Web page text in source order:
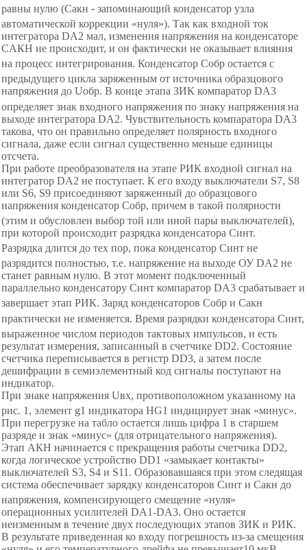
равны нулю (Сакн - запоминающий конденсатор узла
автоматической коррекции «нуля»). Так как входной ток
интегратора DА2 мал, изменения напряжения на конденсаторе
САКН не происходит, и он фактически не оказывает влияния
на процесс интегрирования. Конденсатор Собр остается с
предыдущего цикла заряженным от источника образцового
напряжения до Uобр. В конце этапа ЗИК компаратор DA3
определяет знак входного напряжения по знаку напряжения на
выходе интегратора DА2. Чувствительность компаратора DA3
такова, что он правильно определяет полярность входного
сигнала, даже если сигнал существенно меньше единицы
отсчета.
При работе преобразователя на этапе РИК входной сигнал на
интегратор DА2 не поступает. К его входу выключатели S7, S8
или S6, S9 присоединяют заряженный до образцового
напряжения конденсатор Собр, причем в такой полярности
(этим и обусловлен выбор той или иной пары выключателей),
при которой происходит разрядка конденсатора Синт.
Разрядка длится до тех пор, пока конденсатор Синт не
разрядится полностью, т.е. напряжение на выходе ОУDА2 не
станет равным нулю. В этот момент подключенный
параллельно конденсатору Синт компаратор DA3 срабатывает и
завершает этап РИК. Заряд конденсаторов Собр и Сакн
практически не изменяется. Время разрядки конденсатора Синт,
выраженное числом периодов тактовых импульсов, и есть
результат измерения, записанный в счетчике DD2. Состояние
счетчика переписывается в регистр DD3, а затем после
дешифрации в семиэлементный код сигналы поступают на
индикатор.
При знаке напряжения Uвх, противоположном указанному на
рис. 1 , элемент g1 индикатора НG1 индицирует знак «минус».
При перегрузке на табло остается лишь цифра 1 в старшем
разряде и знак «минус» (для отрицательного напряжения).
Этап АКН начинается с прекращения работы счетчика DD2,
когда логическое устройство DD1 «замыкает контакты»
выключателей S3, S4 и S11. Образовавшаяся при этом следящая
система обеспечивает зарядку конденсаторов Синт и Сакн до
напряжения, компенсирующего смещение «нуля»
операционных усилителей DА1-DA3. Оно остается
неизменным в течение двух последующих этапов ЗИК и РИК.
В результате приведенная ко входу погрешность из-за смещения